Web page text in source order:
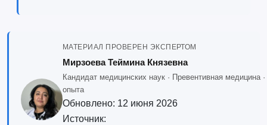
МАТЕРИАЛ ПРОВЕРЕН ЭКСПЕРТОМ
Мирзоева Теймина Князевна
Кандидат медицинских наук · Превентивная медицина
опыта
Обновлено: 12 июня 2026
Источник: